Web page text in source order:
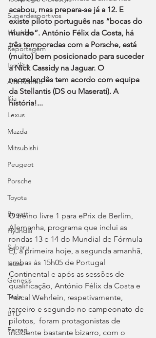
Superdesportivos
Híbridos
Reportagem
Insólito
Alfa Romeo
Kia
Lexus
Mazda
Mitsubishi
Peugeot
Porsche
Toyota
Bugatti
Hyundai
Subaru
Isuzu
Genesis
Tesla
BYD
Ferrari
acabou, mas prepara-se já a 12. E
existe piloto português nas “bocas do
mundo”. António Félix da Costa, há
três temporadas com a Porsche, está
(muito) bem posicionado para suceder
a Nick Cassidy na Jaguar. O
neozelandês tem acordo com equipa
da Stellantis (DS ou Maserati). A
história!...
O treino livre 1 para ePrix de Berlim,
Alemanha, programa que inclui as
rondas 13 e 14 do Mundial de Fórmula
E), a primeira hoje, a segunda amanhã,
ambas às 15h05 de Portugal
Continental e após as sessões de
qualificação, António Félix da Costa e
Pascal Wehrlein, respetivamente,
terceiro e segundo no campeonato de
pilotos,  foram protagonistas de
incidente bastante bizarro, com o